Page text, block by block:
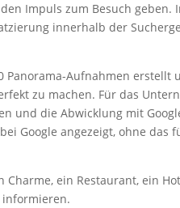
Impuls zum Besuch geben.
innerhalb der
Panorama-Aufnahmen erstellt
zu machen. Für das
und die Abwicklung mit
Google angezeigt, ohne das
ein Restaurant, ein
informieren.